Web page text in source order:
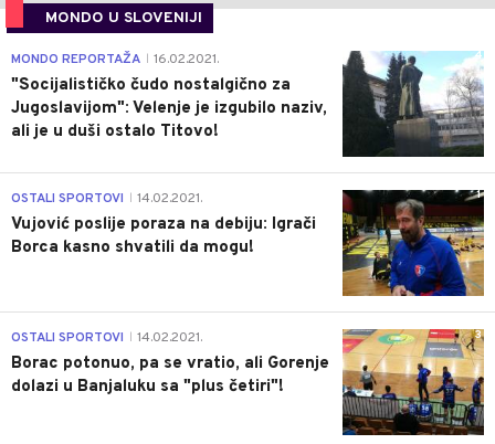
MONDO U SLOVENIJI
4
MONDO REPORTAŽA 16.02.2021.
"Socijalističko čudo nostalgično za
Jugoslavijom": Velenje je izgubilo naziv,
ali je u duši ostalo Titovo!
1
OSTALI SPORTOVI 14.02.2021.
Vujović poslije poraza na debiju: Igrači
Borca kasno shvatili da mogu!
3
OSTALI SPORTOVI 14.02.2021.
Borac potonuo, pa se vratio, ali Gorenje
dolazi u Banjaluku sa "plus četiri"!